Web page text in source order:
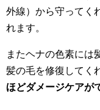
外線）から守ってく
れます。
またヘナの色素には
髪の毛を修復してく
ほどダメージケアが